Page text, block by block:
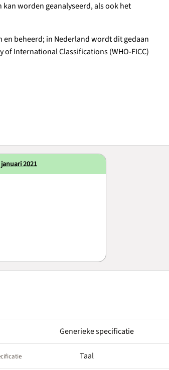
worden geanalyseerd, als ook het
en beheerd; in Nederland wordt dit gedaan
International Classifications (WHO-FICC)
2021
Generieke specificatie
Taal